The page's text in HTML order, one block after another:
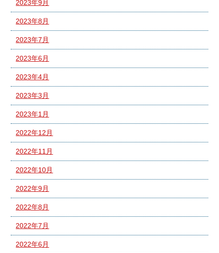
2023年9月
2023年8月
2023年7月
2023年6月
2023年4月
2023年3月
2023年1月
2022年12月
2022年11月
2022年10月
2022年9月
2022年8月
2022年7月
2022年6月